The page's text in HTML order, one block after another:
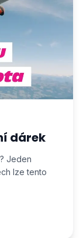
dárek
Jeden
lze tento